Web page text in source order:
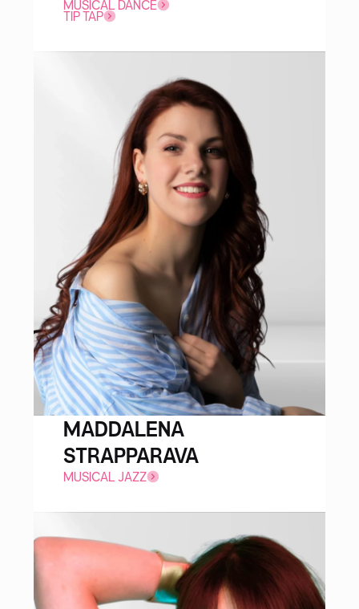
MUSICAL DANCE
TIP TAP
MADDALENA
STRAPPARAVA
MUSICAL JAZZ